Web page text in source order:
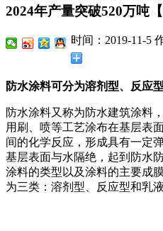
2024年产量突破520万吨【
时间：2019-11-5
防水涂料可分为溶剂型、反应
防水涂料又称为防水建筑涂料
用刷、喷等工艺涂布在基层表
间的化学反应，形成具有一定
基层表面与水隔绝，起到防水
涂料的类型以及涂料的主要成
为三类：溶剂型、反应型和乳液